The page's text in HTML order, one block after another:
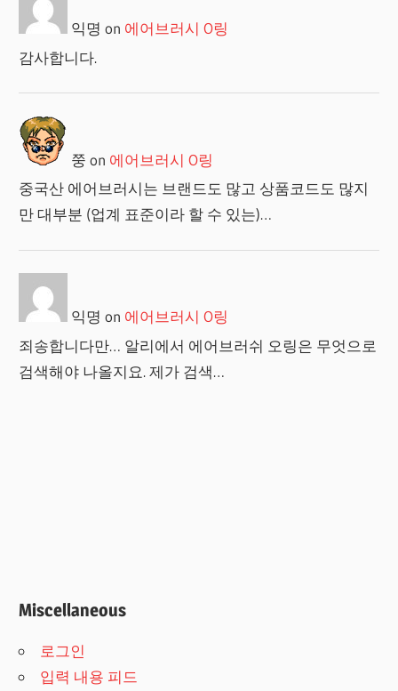
익명 on 에어브러시 O링
감사합니다.
쭝 on 에어브러시 O링
중국산 에어브러시는 브랜드도 많고 상품코드도 많지
만 대부분 (업계 표준이라 할 수 있는)…
익명 on 에어브러시 O링
죄송합니다만… 알리에서 에어브러쉬 오링은 무엇으로
검색해야 나올지요. 제가 검색…
Miscellaneous
로그인
입력 내용 피드